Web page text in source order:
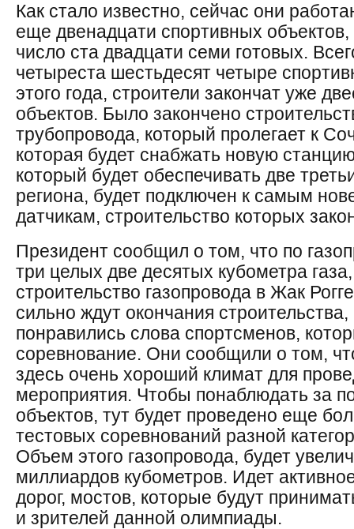
Как стало известно, сейчас они
еще двенадцати спортивных объектов,
число ста двадцати семи готовых.
четыреста шестьдесят четыре
этого года, строители закончат уже
объектов. Было закончено
трубопровода, который пролегает к
которая будет снабжать новую
который будет обеспечивать две
региона, будет подключен к самым
датчикам, строительство которых
Президент сообщил о том, что по
три целых две десятых кубометра
строительство газопровода в Жак
сильно ждут окончания
понравились слова спортсменов,
соревнование. Они сообщили о том,
здесь очень хороший климат для
мероприятия. Чтобы понаблюдать за
объектов, тут будет проведено еще
тестовых соревнований разной
Объем этого газопровода, будет
миллиардов кубометров. Идет
дорог, мостов, которые будут
и зрителей данной олимпиады.